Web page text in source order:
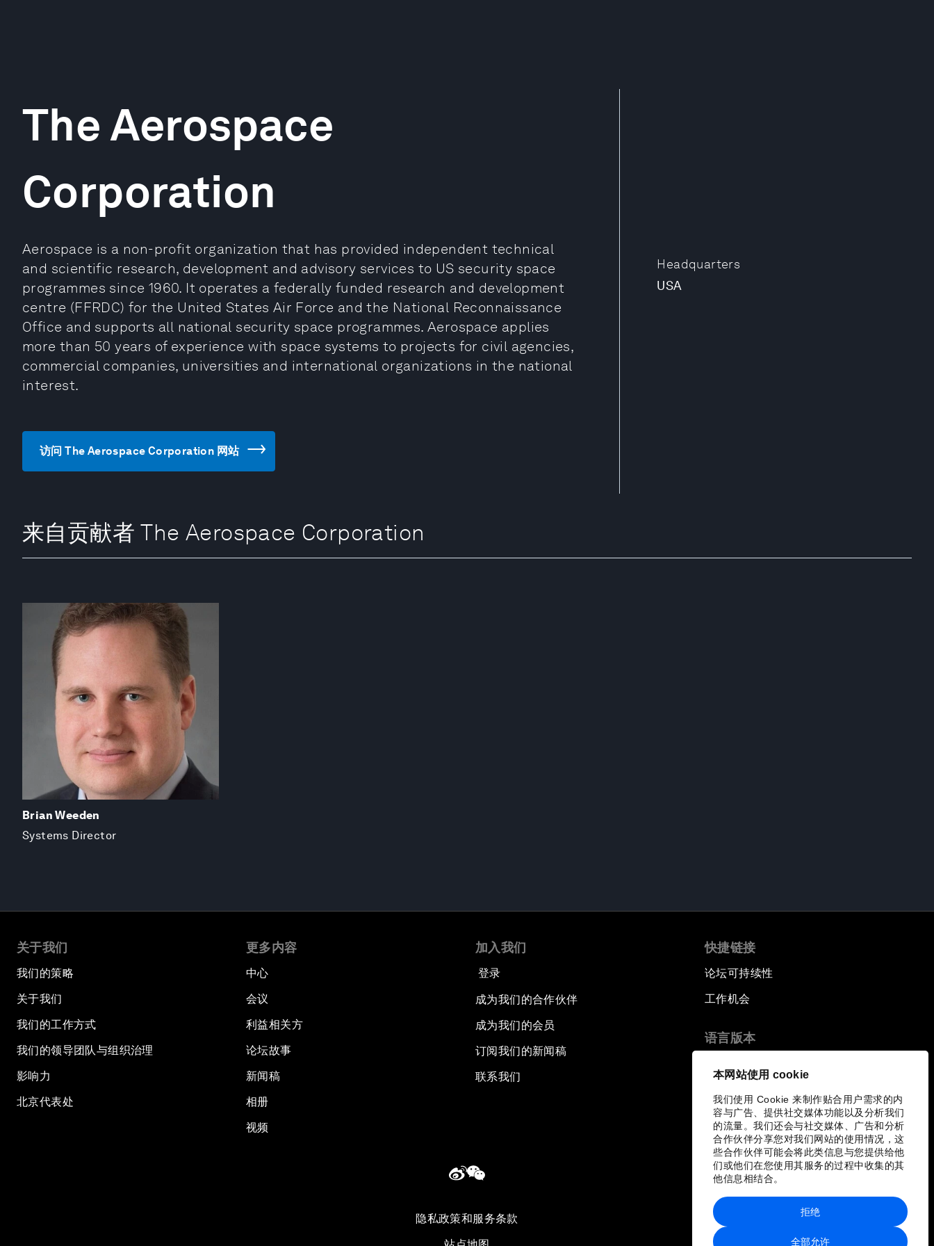
本网站使用 cookie
我们使用 Cookie 来制作贴合用户需求的内
容与广告、提供社交媒体功能以及分析我们
的流量。我们还会与社交媒体、广告和分析
合作伙伴分享您对我们网站的使用情况，这
些合作伙伴可能会将此类信息与您提供给他
们或他们在您使用其服务的过程中收集的其
他信息相结合。
全部允许
拒绝
Headquarters
USA
The Aerospace
Corporation
Aerospace is a non-profit organization that has provided independent technical
and scientific research, development and advisory services to US security space
programmes since 1960. It operates a federally funded research and development
centre (FFRDC) for the United States Air Force and the National Reconnaissance
Office and supports all national security space programmes. Aerospace applies
more than 50 years of experience with space systems to projects for civil agencies,
commercial companies, universities and international organizations in the national
interest.
访问 The Aerospace Corporation 网站
来自贡献者 The Aerospace Corporation
Brian Weeden
Systems Director
关于我们
我们的策略
关于我们
我们的工作方式
我们的领导团队与组织治理
影响力
北京代表处
更多内容
中心
会议
利益相关方
论坛故事
新闻稿
相册
视频
加入我们
登录
成为我们的合作伙伴
成为我们的会员
订阅我们的新闻稿
联系我们
快捷链接
论坛可持续性
工作机会
语言版本
隐私政策和服务条款